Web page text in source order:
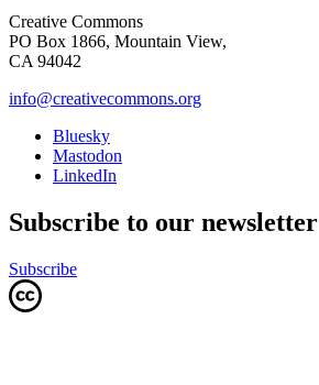
Creative Commons
PO Box 1866, Mountain View,
CA 94042
info@creativecommons.org
Bluesky
Mastodon
LinkedIn
Subscribe to our newsletter
Subscribe